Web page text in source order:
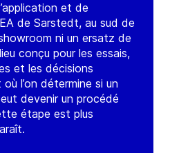
et de
de Sarstedt, au sud de
ni un ersatz de
conçu pour les essais,
et les décisions
l’on détermine si un
devenir un procédé
étape est plus